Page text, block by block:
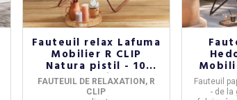
Fauteuil relax Lafuma
Mobilier R CLIP
Natura pistil - 10
coloris
FAUTEUIL DE RELAXATION, R
CLIP
Fauteuil
- de la